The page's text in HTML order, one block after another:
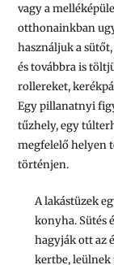
vagy a
otthonainkban
használjuk a
és továbbra is
rollereket,
Egy pillanatnyi
tűzhely, egy
megfelelő helyen
történjen.
A lakástüzek
konyha. Sütés
hagyják ott az
kertbe, leülnek